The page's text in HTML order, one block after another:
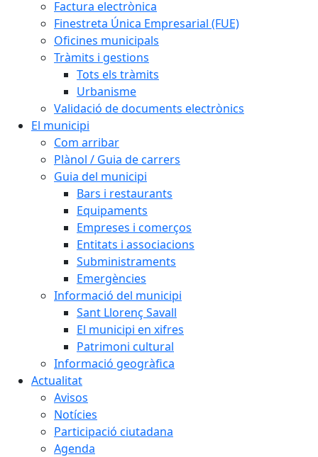
Factura electrònica
Finestreta Única Empresarial (FUE)
Oficines municipals
Tràmits i gestions
Tots els tràmits
Urbanisme
Validació de documents electrònics
El municipi
Com arribar
Plànol / Guia de carrers
Guia del municipi
Bars i restaurants
Equipaments
Empreses i comerços
Entitats i associacions
Subministraments
Emergències
Informació del municipi
Sant Llorenç Savall
El municipi en xifres
Patrimoni cultural
Informació geogràfica
Actualitat
Avisos
Notícies
Participació ciutadana
Agenda